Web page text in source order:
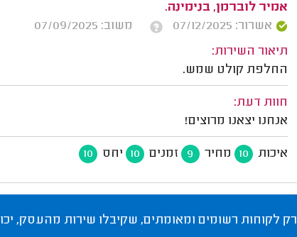
אמיר לוברמן, בנימינה.
אשרור: 07/12/2025
משוב: 07/09/2025
תיאור השירות:
החלפת קולט שמש.
חוות דעת:
אנחנו יצאנו מרוצים!
איכות 10 מחיר 9 זמנים 10 יחס 10
רק לקוחות רשומים ומאומתים, שקיבלו שירות מהעסק,